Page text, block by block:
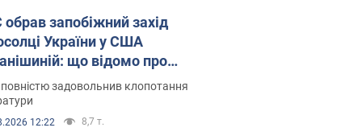
захід
України у США
що відомо про
задовольнив клопотання
12:22 8,7 т.